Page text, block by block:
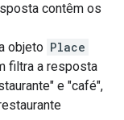
contêm os
objeto Place
filtra a resposta
e "café",